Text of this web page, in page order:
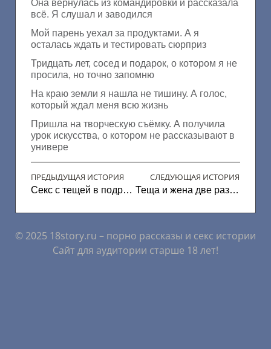
Она вернулась из командировки и рассказала
всё. Я слушал и заводился
Мой парень уехал за продуктами. А я
осталась ждать и тестировать сюрприз
Тридцать лет, сосед и подарок, о котором я не
просила, но точно запомню
На краю земли я нашла не тишину. А голос,
который ждал меня всю жизнь
Пришла на творческую съёмку. А получила
урок искусства, о котором не рассказывают в
универе
ПРЕДЫДУЩАЯ ИСТОРИЯ
Секс с тещей в подробностях
СЛЕДУЮЩАЯ ИСТОРИЯ
Теща и жена две разницы
© 2025 18story.ru – порно рассказы и секс истории
Сайт для аудитории старше 18 лет!